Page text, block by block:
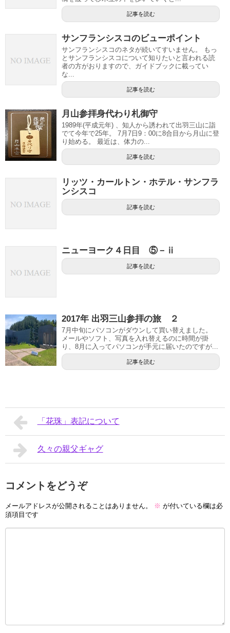
記事を読む
サンフランシスコのビューポイント
サンフランシスコのネタが続いてすいません。 もっ
とサンフランシスコについて知りたいと言われる読
者の方がおりますので、ガイドブックに載ってい
な...
記事を読む
月山参拝身代わり札御守
1989年(平成元年) 、知人から誘われて出羽三山に詣
でて今年で25年。 7月7日9：00に8合目から月山に登
り始める。 最近は、体力の...
記事を読む
リッツ・カールトン・ホテル・サンフラ
ンシスコ
記事を読む
ニューヨーク４日目 ⑤－ⅱ
記事を読む
2017年 出羽三山参拝の旅 ２
7月中旬にパソコンがダウンして買い替えました。
メールやソフト、写真を入れ替えるのに時間が掛
り、8月に入ってパソコンが手元に届いたのですが...
記事を読む
「花珠」表記について
久々の親父ギャグ
コメントをどうぞ
メールアドレスが公開されることはありません。 ※ が付いている欄は必
須項目です